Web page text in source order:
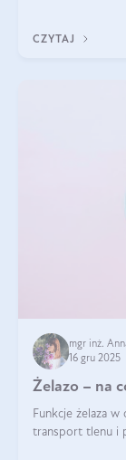
CZYTAJ
mgr inż.
16 gru 2025
Żelazo – na
Funkcje żelaza
transport tlenu i